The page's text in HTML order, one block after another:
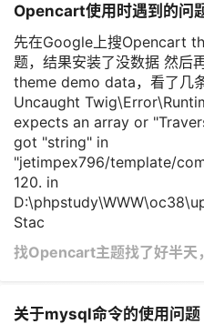
Opencart使用时遇到的问
先在Google上搜Opencart
题，结果安装了没数据 然
theme demo data，看了几
Uncaught
expects an array or
got "string" in
"jetimpex796/template/
120. in
Stac
找Opencart主题找了好半天
关于mysql命令的使用问题